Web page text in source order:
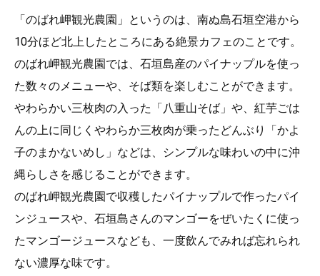
「のばれ岬観光農園」というのは、南ぬ島石垣空港から
10分ほど北上したところにある絶景カフェのことです。
のばれ岬観光農園では、石垣島産のパイナップルを使っ
た数々のメニューや、そば類を楽しむことができます。
やわらかい三枚肉の入った「八重山そば」や、紅芋ごは
んの上に同じくやわらか三枚肉が乗ったどんぶり「かよ
子のまかないめし」などは、シンプルな味わいの中に沖
縄らしさを感じることができます。
のばれ岬観光農園で収穫したパイナップルで作ったパイ
ンジュースや、石垣島さんのマンゴーをぜいたくに使っ
たマンゴージュースなども、一度飲んでみれば忘れられ
ない濃厚な味です。